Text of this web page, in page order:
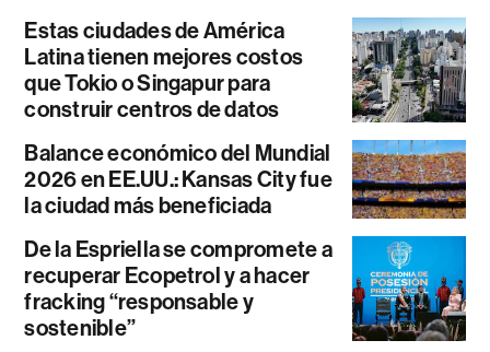
Estas ciudades de América
Latina tienen mejores costos
que Tokio o Singapur para
construir centros de datos
Balance económico del Mundial
2026 en EE.UU.: Kansas City fue
la ciudad más beneficiada
De la Espriella se compromete a
recuperar Ecopetrol y a hacer
fracking “responsable y
sostenible”